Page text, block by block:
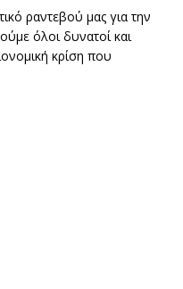
ραντεβού μας για την
όλοι δυνατοί και
κρίση που